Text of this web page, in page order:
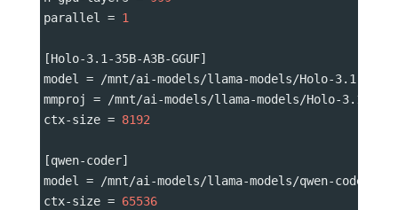
parallel = 1
[Holo-3.1-35B-A3B-GGUF]
model = /mnt/ai-models/llama-models/Holo-3.1-35B-
mmproj = /mnt/ai-models/llama-models/Holo-3.1-35B-
ctx-size = 8192
[qwen-coder]
model = /mnt/ai-models/llama-models/qwen-coder-
ctx-size = 65536